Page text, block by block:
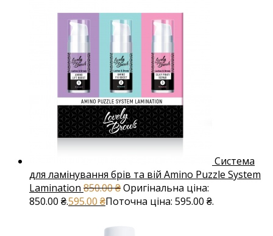
Система
для ламінування брів та вій Amino Puzzle System
Lamination 850.00₴Оригінальна ціна:
850.00 ₴.595.00 ₴Поточна ціна: 595.00 ₴.